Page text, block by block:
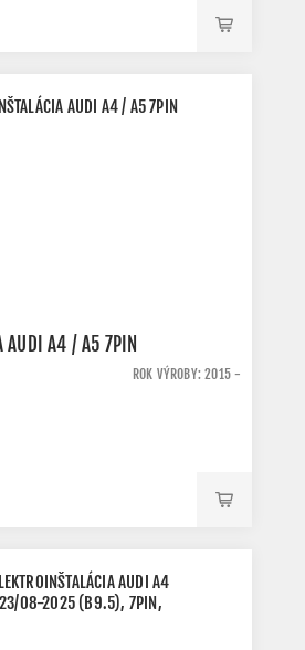
AUDI A4 / A5 7PIN
ROK VÝROBY: 2015 -